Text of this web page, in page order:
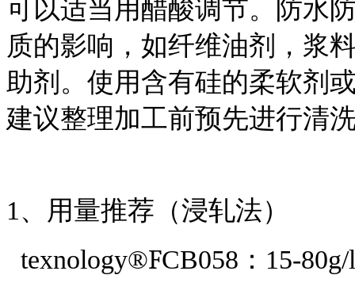
可以适当用醋酸调节。防水
质的影响，如纤维油剂，浆
助剂。使用含有硅的柔软剂
建议整理加工前预先进行清
1、用量推荐（浸轧法）
texnology®FCB058 ： 15-80g/l